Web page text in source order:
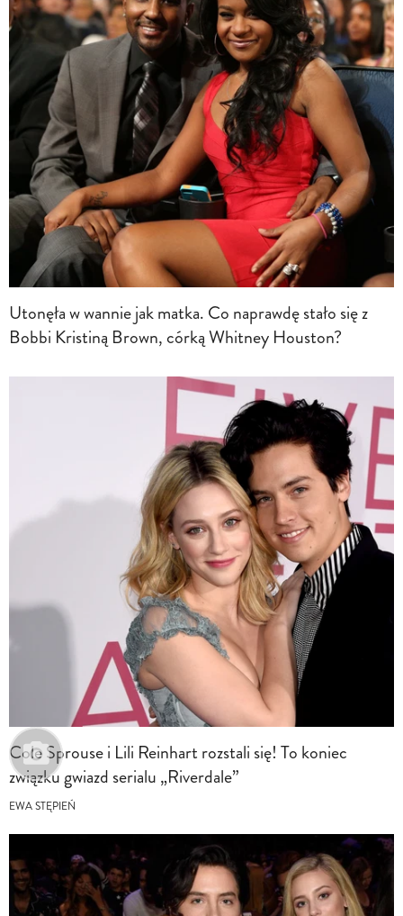
Utonęła w wannie jak matka. Co naprawdę stało się z
Bobbi Kristiną Brown, córką Whitney Houston?
Cole Sprouse i Lili Reinhart rozstali się! To koniec
związku gwiazd serialu „Riverdale”
EWA STĘPIEŃ